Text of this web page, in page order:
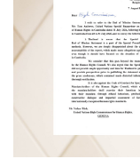
วันที่ 24 มีนาคม
เฉพาะกิจ กรมทหา
เครื่องบันทึกข้อมูลก
หลวงเพื่อเตรียมกา
และเมื่อวันที่ 27 มีน
หน้าที่ไปร่วมดำเนิ